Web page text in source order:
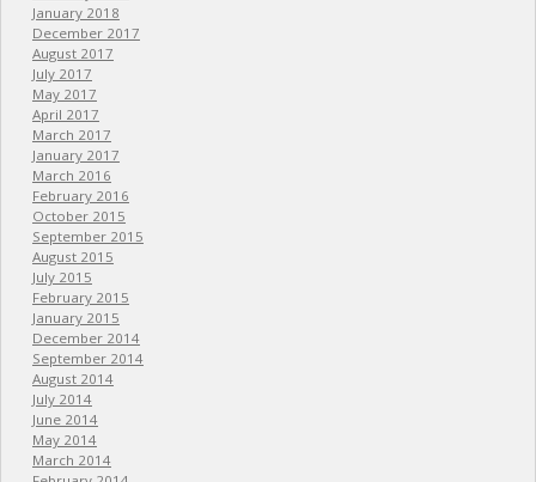
January 2018
December 2017
August 2017
July 2017
May 2017
April 2017
March 2017
January 2017
March 2016
February 2016
October 2015
September 2015
August 2015
July 2015
February 2015
January 2015
December 2014
September 2014
August 2014
July 2014
June 2014
May 2014
March 2014